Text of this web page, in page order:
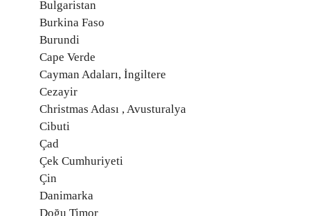
Bulgaristan
Burkina Faso
Burundi
Cape Verde
Cayman Adaları, İngiltere
Cezayir
Christmas Adası , Avusturalya
Cibuti
Çad
Çek Cumhuriyeti
Çin
Danimarka
Doğu Timor